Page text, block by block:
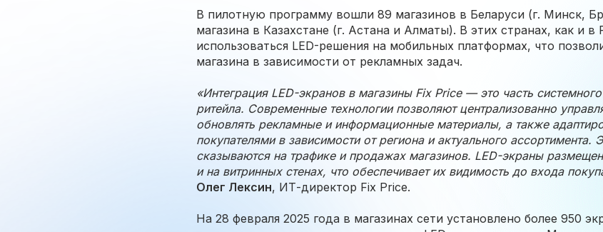
В пилотную программу вошли 89 магазинов в Беларуси (г. Минск,
магазина в Казахстане (г. Астана и Алматы). В этих странах, как и в
использоваться LED-решения на мобильных платформах, что
магазина в зависимости от рекламных задач.
«Интеграция LED-экранов в магазины Fix Price — это часть
ритейла. Современные технологии позволяют централизованно
обновлять рекламные и информационные материалы, а также
покупателями в зависимости от региона и актуального
сказываются на трафике и продажах магазинов. LED-экраны
и на витринных стенах, что обеспечивает их видимость до входа
Олег Лексин, ИТ-директор Fix Price.
На 28 февраля 2025 года в магазинах сети установлено более 950